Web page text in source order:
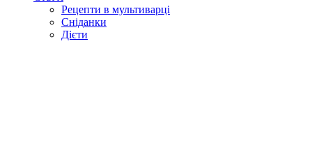
Рецепти в мультиварці
Сніданки
Дієти